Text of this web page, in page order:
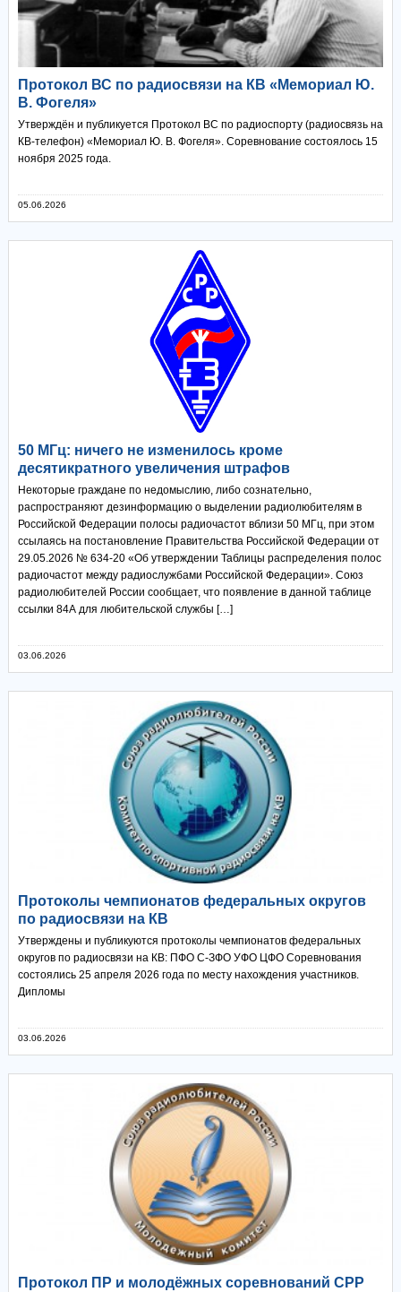
Протокол ВС по радиосвязи на КВ «Мемориал Ю.
В. Фогеля»
Утверждён и публикуется Протокол ВС по радиоспорту (радиосвязь на
КВ-телефон) «Мемориал Ю. В. Фогеля». Соревнование состоялось 15
ноября 2025 года.
05.06.2026
50 МГц: ничего не изменилось кроме
десятикратного увеличения штрафов
Некоторые граждане по недомыслию, либо сознательно,
распространяют дезинформацию о выделении радиолюбителям в
Российской Федерации полосы радиочастот вблизи 50 МГц, при этом
ссылаясь на постановление Правительства Российской Федерации от
29.05.2026 № 634-20 «Об утверждении Таблицы распределения полос
радиочастот между радиослужбами Российской Федерации». Союз
радиолюбителей России сообщает, что появление в данной таблице
ссылки 84А для любительской службы […]
03.06.2026
Протоколы чемпионатов федеральных округов
по радиосвязи на КВ
Утверждены и публикуются протоколы чемпионатов федеральных
округов по радиосвязи на КВ: ПФО С-ЗФО УФО ЦФО Соревнования
состоялись 25 апреля 2026 года по месту нахождения участников.
Дипломы
03.06.2026
Протокол ПР и молодёжных соревнований СРР